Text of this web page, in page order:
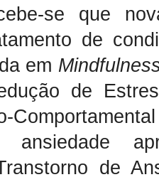
se que
de
em
de
ansiedade
de